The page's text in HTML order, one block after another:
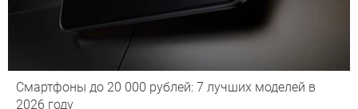
Смартфоны до 20 000 рублей: 7 лучших моделей в
2026 году